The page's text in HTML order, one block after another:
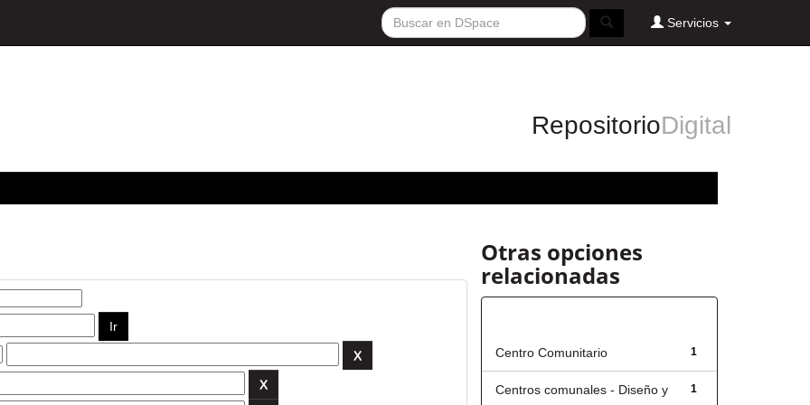
Servicios
RepositorioDigital
Otras opciones
relacionadas
1
Centro Comunitario
1
Centros comunales - Diseño y